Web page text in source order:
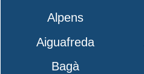
Alpens
Aiguafreda
Bagà